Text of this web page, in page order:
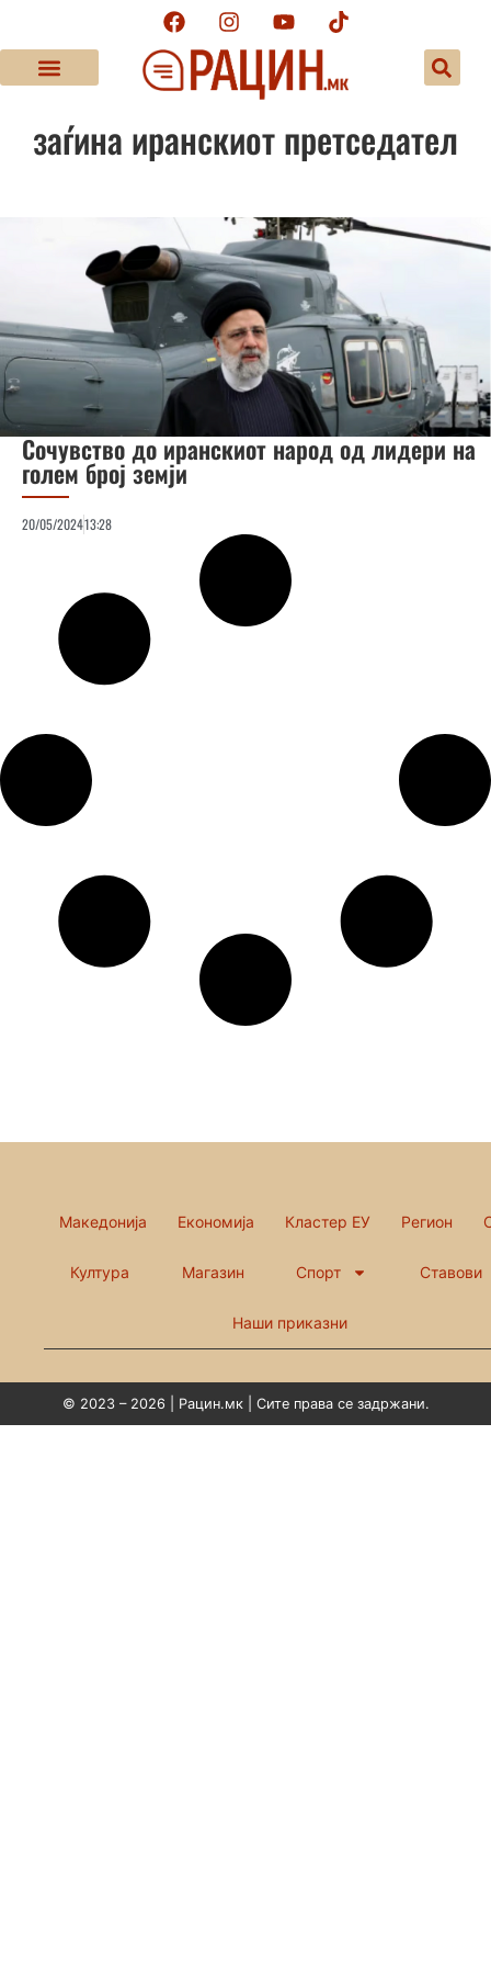
заѓина иранскиот претседател
Сочувство до иранскиот народ од лидери на
голем број земји
20/05/202413:28
Македонија Економија Кластер ЕУ Регион
Култура Магазин Спорт Ставови
Наши приказни
© 2023 – 2026 | Рацин.мк | Сите права се задржани.